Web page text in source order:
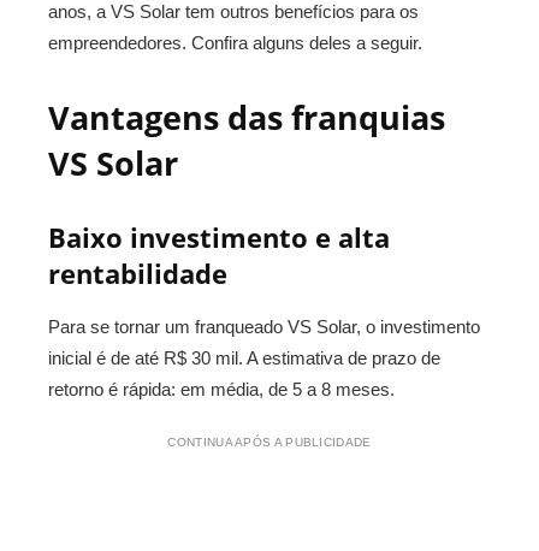
anos, a VS Solar tem outros benefícios para os
empreendedores. Confira alguns deles a seguir.
Vantagens das franquias
VS Solar
Baixo investimento e alta
rentabilidade
Para se tornar um franqueado VS Solar, o investimento
inicial é de até R$ 30 mil. A estimativa de prazo de
retorno é rápida: em média, de 5 a 8 meses.
CONTINUA APÓS A PUBLICIDADE